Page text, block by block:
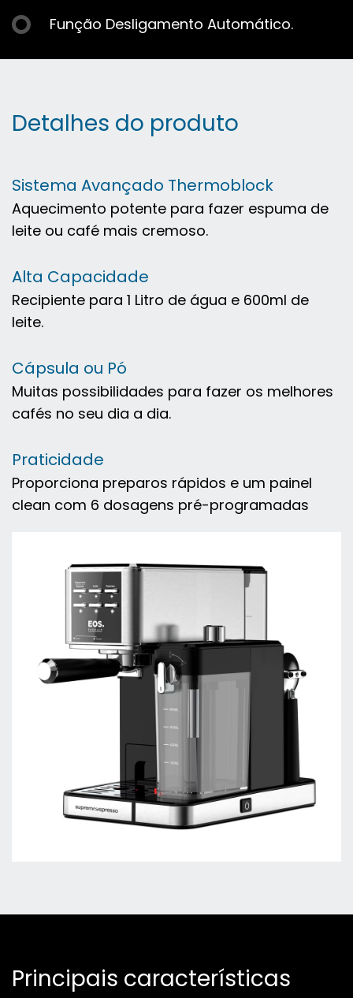
Função Desligamento Automático.
Detalhes do produto
Sistema Avançado Thermoblock
Aquecimento potente para fazer espuma de
leite ou café mais cremoso.
Alta Capacidade
Recipiente para 1 Litro de água e 600ml de
leite.
Cápsula ou Pó
Muitas possibilidades para fazer os melhores
cafés no seu dia a dia.
Praticidade
Proporciona preparos rápidos e um painel
clean com 6 dosagens pré-programadas
Principais características